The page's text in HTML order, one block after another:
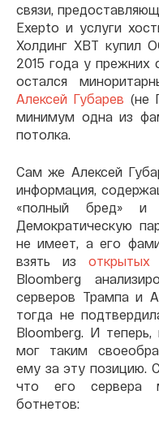
связи,
Exepto и услуги
Холдинг XBT купил
2015 года у прежних
остался
Алексей Губарев (не
минимум одна из
потолка.
Сам же Алексей
информация,
«полный бред» и
Демократическую
не имеет, а его
взять изоткрытых
Bloomberg
серверов Трампа и
тогда не
Bloomberg. И
мог таким
ему за эту позицию.
что его сервера
ботнетов: